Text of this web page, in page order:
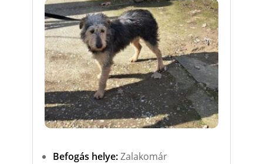
Befogás helye:Zalakomár